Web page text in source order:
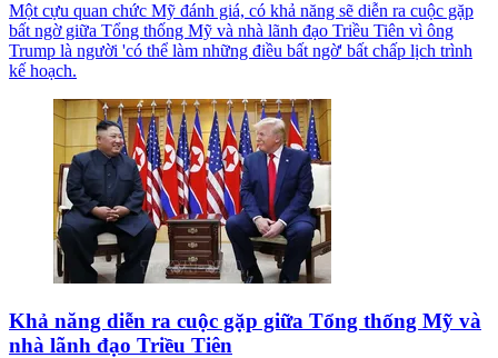
Một cựu quan chức Mỹ đánh giá, có khả năng sẽ diễn ra cuộc gặp
bất ngờ giữa Tổng thống Mỹ và nhà lãnh đạo Triều Tiên vì ông
Trump là người 'có thể làm những điều bất ngờ' bất chấp lịch trình
kế hoạch.
Khả năng diễn ra cuộc gặp giữa Tổng thống Mỹ và
nhà lãnh đạo Triều Tiên